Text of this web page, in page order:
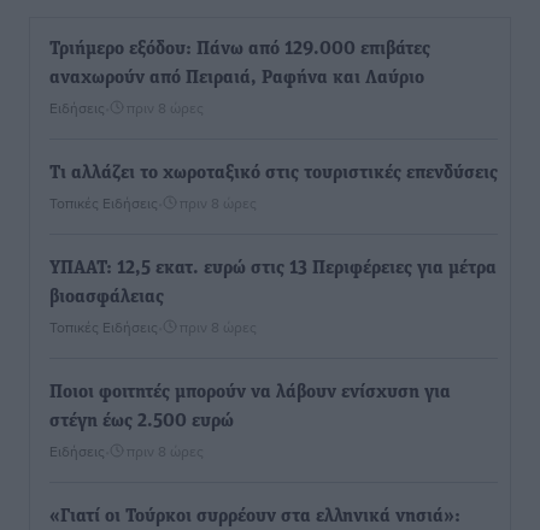
Τριήμερο εξόδου: Πάνω από 129.000 επιβάτες
αναχωρούν από Πειραιά, Ραφήνα και Λαύριο
Ειδήσεις πριν 8 ώρες
Τι αλλάζει το χωροταξικό στις τουριστικές επενδύσεις
Τοπικές Ειδήσεις πριν 8 ώρες
ΥΠΑΑΤ: 12,5 εκατ. ευρώ στις 13 Περιφέρειες για μέτρα
βιοασφάλειας
Τοπικές Ειδήσεις πριν 8 ώρες
Ποιοι φοιτητές μπορούν να λάβουν ενίσχυση για
στέγη έως 2.500 ευρώ
Ειδήσεις πριν 8 ώρες
«Γιατί οι Τούρκοι συρρέουν στα ελληνικά νησιά»: